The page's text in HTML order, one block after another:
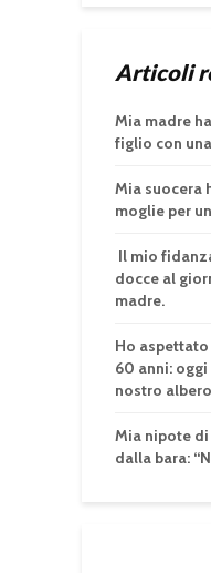
Articoli
Mia madre
figlio con
Mia suocera
moglie per
Il mio
docce al
madre.
Ho
60 anni:
nostro albero
Mia nipote di
dalla bara: